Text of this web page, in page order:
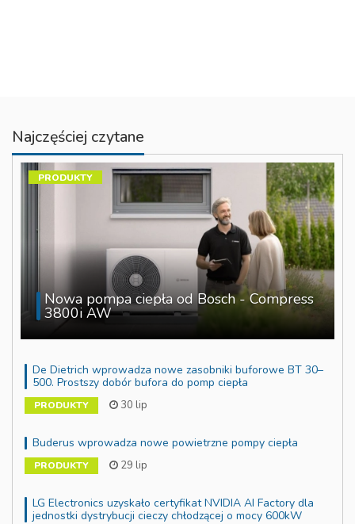
Najczęściej czytane
Nowa pompa ciepła od Bosch - Compress
3800i AW
PRODUKTY
De Dietrich wprowadza nowe zasobniki buforowe BT 30–
500. Prostszy dobór bufora do pomp ciepła
PRODUKTY 30 lip
Buderus wprowadza nowe powietrzne pompy ciepła
PRODUKTY 29 lip
LG Electronics uzyskało certyfikat NVIDIA AI Factory dla
jednostki dystrybucji cieczy chłodzącej o mocy 600kW